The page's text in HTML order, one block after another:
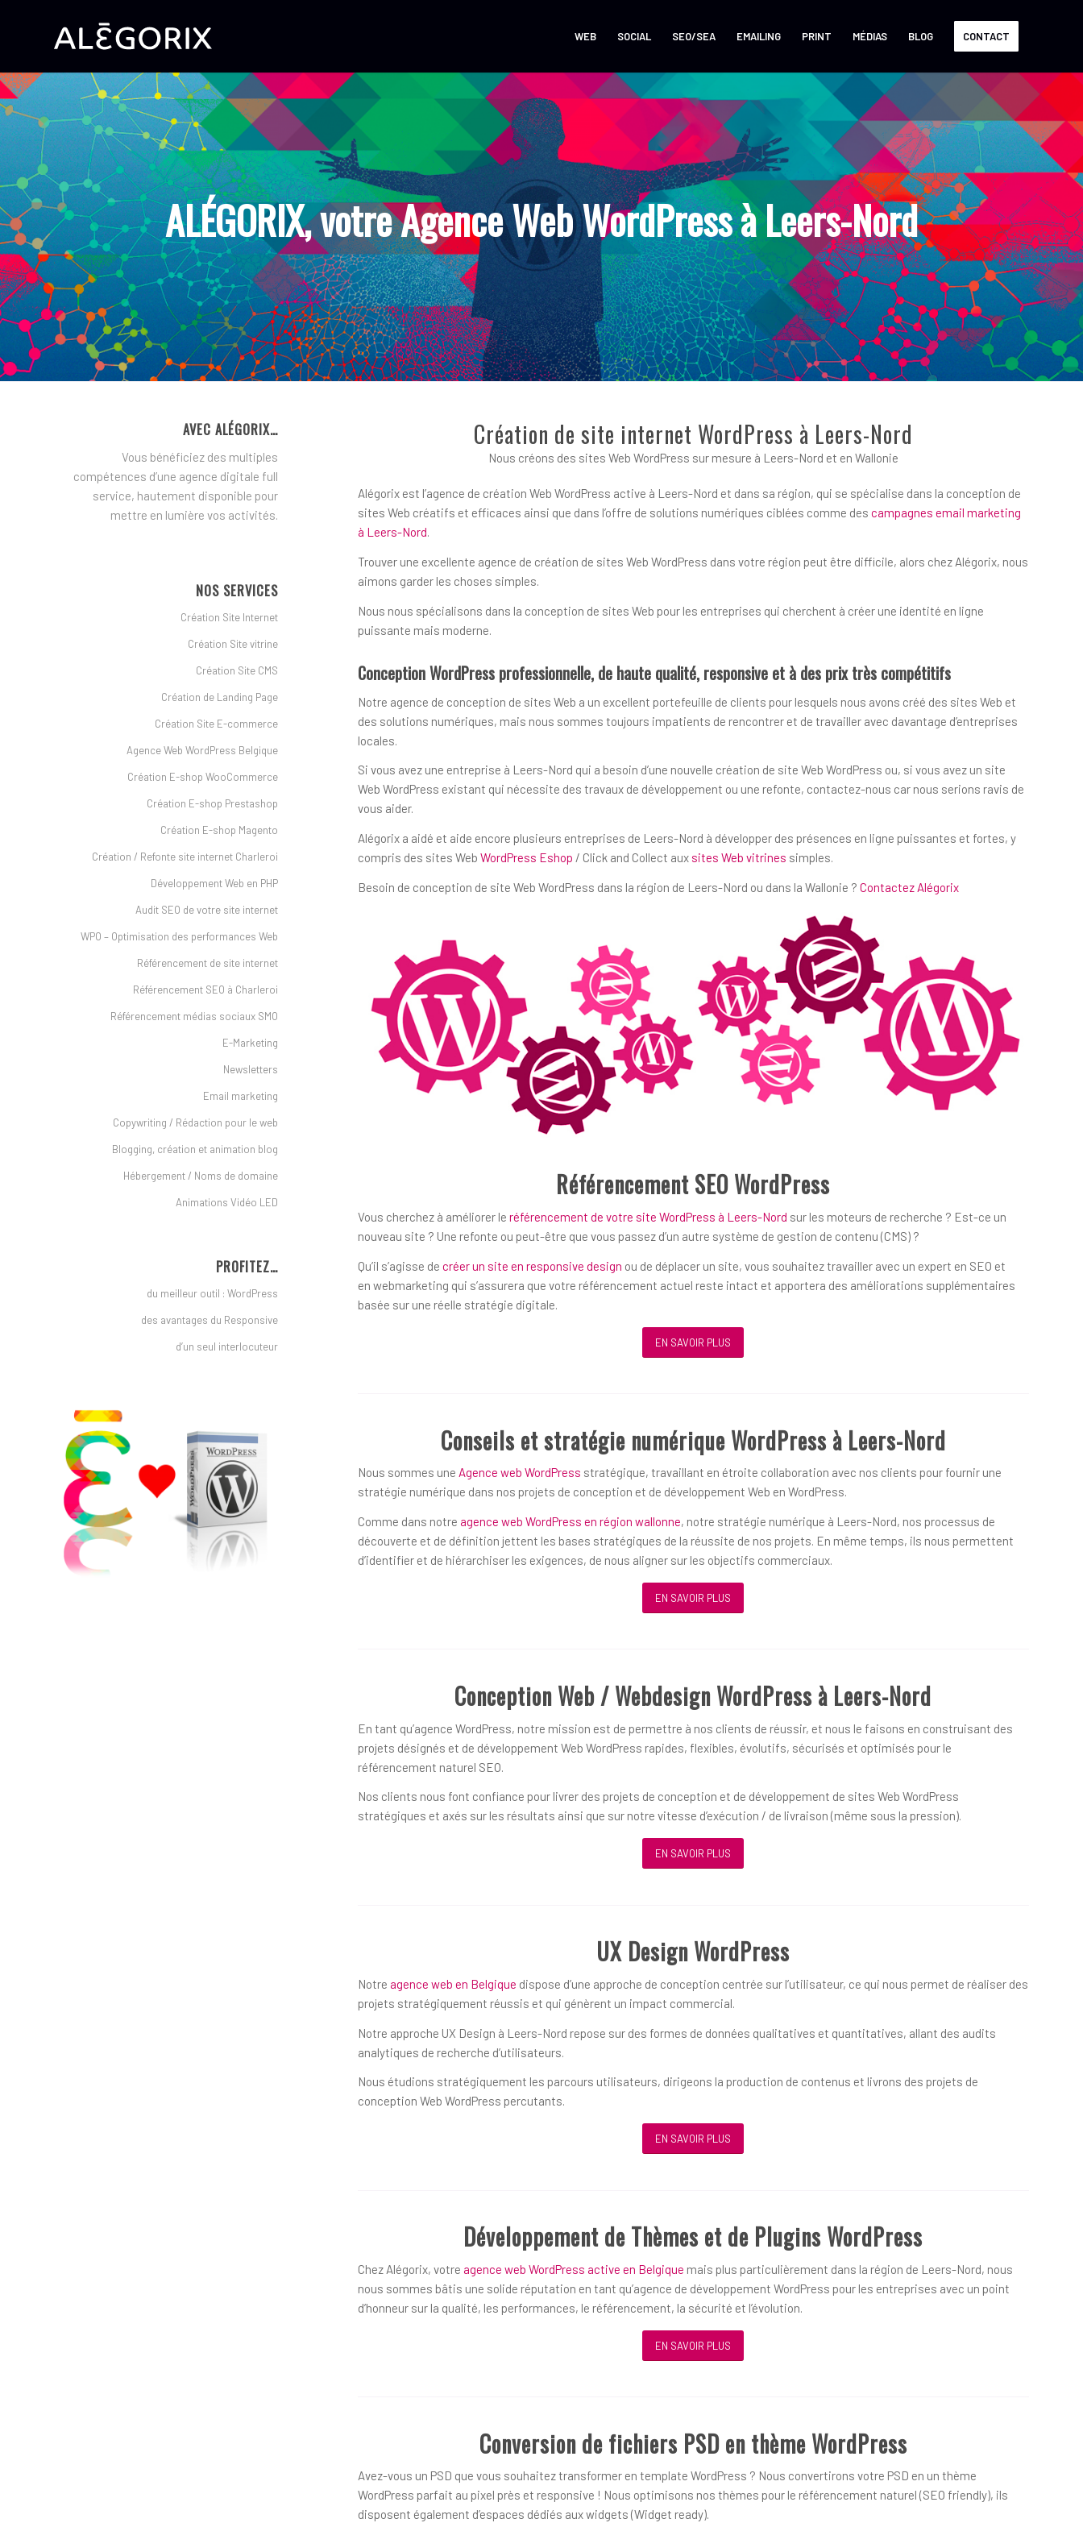
WEB SOCIAL SEO/SEA EMAILING PRINT MÉDIAS BLOG CONTACT
ALÉGORIX, votre Agence Web WordPress à Leers-Nord
Création de site internet WordPress à Leers-Nord
Nous créons des sites Web WordPress sur mesure à Leers-Nord et en Wallonie
Alégorix est l’agence de création Web WordPress active à Leers-Nord et dans sa région, qui se spécialise dans la conception de
sites Web créatifs et efficaces ainsi que dans l’offre de solutions numériques ciblées comme des campagnes email marketing
à Leers-Nord.
Trouver une excellente agence de création de sites Web WordPress dans votre région peut être difficile, alors chez Alégorix, nous
aimons garder les choses simples.
Nous nous spécialisons dans la conception de sites Web pour les entreprises qui cherchent à créer une identité en ligne
puissante mais moderne.
Conception WordPress professionnelle, de haute qualité, responsive et à des prix très compétitifs
Notre agence de conception de sites Web a un excellent portefeuille de clients pour lesquels nous avons créé des sites Web et
des solutions numériques, mais nous sommes toujours impatients de rencontrer et de travailler avec davantage d’entreprises
locales.
Si vous avez une entreprise à Leers-Nord qui a besoin d’une nouvelle création de site Web WordPress ou, si vous avez un site
Web WordPress existant qui nécessite des travaux de développement ou une refonte, contactez-nous car nous serions ravis de
vous aider.
Alégorix a aidé et aide encore plusieurs entreprises de Leers-Nord à développer des présences en ligne puissantes et fortes, y
compris des sites Web WordPress Eshop / Click and Collect aux sites Web vitrines simples.
Besoin de conception de site Web WordPress dans la région de Leers-Nord ou dans la Wallonie ? Contactez Alégorix
Référencement SEO WordPress
Vous cherchez à améliorer le référencement de votre site WordPress à Leers-Nord sur les moteurs de recherche ? Est-ce un
nouveau site ? Une refonte ou peut-être que vous passez d’un autre système de gestion de contenu (CMS) ?
Qu’il s’agisse de créer un site en responsive design ou de déplacer un site, vous souhaitez travailler avec un expert en SEO et
en webmarketing qui s’assurera que votre référencement actuel reste intact et apportera des améliorations supplémentaires
basée sur une réelle stratégie digitale.
EN SAVOIR PLUS
Conseils et stratégie numérique WordPress à Leers-Nord
Nous sommes une Agence web WordPress stratégique, travaillant en étroite collaboration avec nos clients pour fournir une
stratégie numérique dans nos projets de conception et de développement Web en WordPress.
Comme dans notre agence web WordPress en région wallonne, notre stratégie numérique à Leers-Nord, nos processus de
découverte et de définition jettent les bases stratégiques de la réussite de nos projets. En même temps, ils nous permettent
d’identifier et de hiérarchiser les exigences, de nous aligner sur les objectifs commerciaux.
EN SAVOIR PLUS
Conception Web / Webdesign WordPress à Leers-Nord
En tant qu’agence WordPress, notre mission est de permettre à nos clients de réussir, et nous le faisons en construisant des
projets désignés et de développement Web WordPress rapides, flexibles, évolutifs, sécurisés et optimisés pour le
référencement naturel SEO.
Nos clients nous font confiance pour livrer des projets de conception et de développement de sites Web WordPress
stratégiques et axés sur les résultats ainsi que sur notre vitesse d’exécution / de livraison (même sous la pression).
EN SAVOIR PLUS
UX Design WordPress
Notre agence web en Belgique dispose d’une approche de conception centrée sur l’utilisateur, ce qui nous permet de réaliser des
projets stratégiquement réussis et qui génèrent un impact commercial.
Notre approche UX Design à Leers-Nord repose sur des formes de données qualitatives et quantitatives, allant des audits
analytiques de recherche d’utilisateurs.
Nous étudions stratégiquement les parcours utilisateurs, dirigeons la production de contenus et livrons des projets de
conception Web WordPress percutants.
EN SAVOIR PLUS
Développement de Thèmes et de Plugins WordPress
Chez Alégorix, votre agence web WordPress active en Belgique mais plus particulièrement dans la région de Leers-Nord, nous
nous sommes bâtis une solide réputation en tant qu’agence de développement WordPress pour les entreprises avec un point
d’honneur sur la qualité, les performances, le référencement, la sécurité et l’évolution.
EN SAVOIR PLUS
Conversion de fichiers PSD en thème WordPress
Avez-vous un PSD que vous souhaitez transformer en template WordPress ? Nous convertirons votre PSD en un thème
WordPress parfait au pixel près et responsive ! Nous optimisons nos thèmes pour le référencement naturel (SEO friendly), ils
disposent également d’espaces dédiés aux widgets (Widget ready).
AVEC ALÉGORIX…
Vous bénéficiez des multiples
compétences d’une agence digitale full
service, hautement disponible pour
mettre en lumière vos activités.
NOS SERVICES
Création Site Internet
Création Site vitrine
Création Site CMS
Création de Landing Page
Création Site E-commerce
Agence Web WordPress Belgique
Création E-shop WooCommerce
Création E-shop Prestashop
Création E-shop Magento
Création / Refonte site internet Charleroi
Développement Web en PHP
Audit SEO de votre site internet
WPO – Optimisation des performances Web
Référencement de site internet
Référencement SEO à Charleroi
Référencement médias sociaux SMO
E-Marketing
Newsletters
Email marketing
Copywriting / Rédaction pour le web
Blogging, création et animation blog
Hébergement / Noms de domaine
Animations Vidéo LED
PROFITEZ…
du meilleur outil : WordPress
des avantages du Responsive
d’un seul interlocuteur